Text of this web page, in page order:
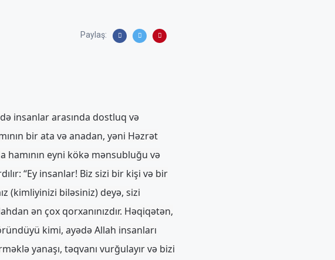
Paylaş:
insanlar arasında dostluq və
bir ata və anadan, yəni Həzrət
hamının eyni kökə mənsubluğu və
“Ey insanlar! Biz sizi bir kişi və bir
(kimliyinizi biləsiniz) deyə, sizi
ən çox qorxanınızdır. Həqiqətən,
kimi, ayədə Allah insanları
yanaşı, təqvanı vurğulayır və bizi